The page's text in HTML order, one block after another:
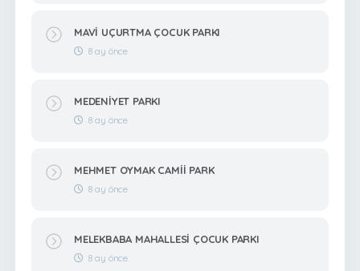
MAVİ UÇURTMA ÇOCUK PARKI
8 ay önce
MEDENİYET PARKI
8 ay önce
MEHMET OYMAK CAMİİ PARK
8 ay önce
MELEKBABA MAHALLESİ ÇOCUK PARKI
8 ay önce